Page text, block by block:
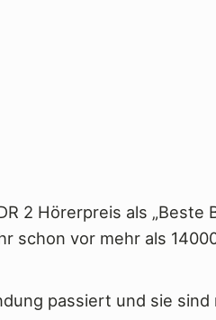
2 Hörerpreis als „Beste
schon vor mehr als
passiert und sie